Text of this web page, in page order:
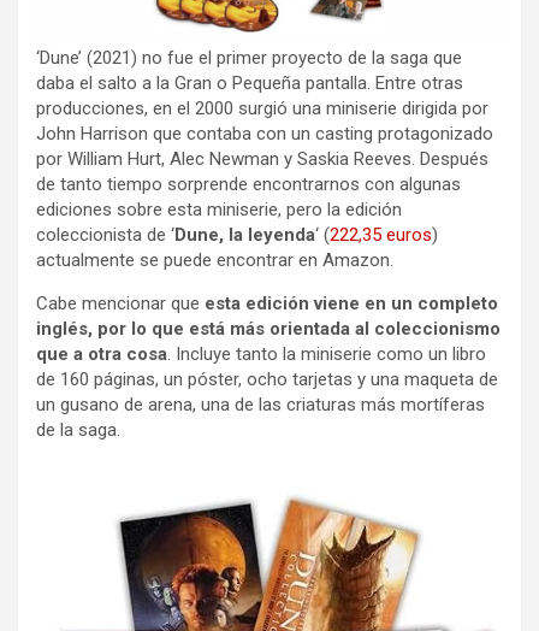
‘Dune’ (2021) no fue el primer proyecto de la saga que
daba el salto a la Gran o Pequeña pantalla. Entre otras
producciones, en el 2000 surgió una miniserie dirigida por
John Harrison que contaba con un casting protagonizado
por William Hurt, Alec Newman y Saskia Reeves. Después
de tanto tiempo sorprende encontrarnos con algunas
ediciones sobre esta miniserie, pero la edición
coleccionista de ‘Dune, la leyenda‘ (222,35 euros)
actualmente se puede encontrar en Amazon.
Cabe mencionar que esta edición viene en un completo
inglés, por lo que está más orientada al coleccionismo
que a otra cosa. Incluye tanto la miniserie como un libro
de 160 páginas, un póster, ocho tarjetas y una maqueta de
un gusano de arena, una de las criaturas más mortíferas
de la saga.